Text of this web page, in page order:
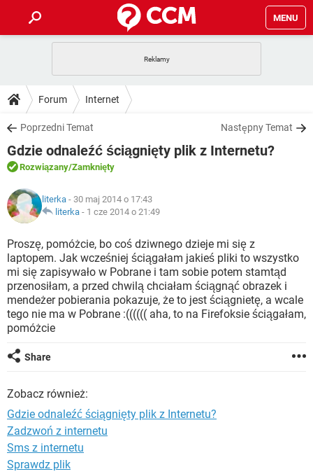
MENU
GRY
SPOTIFY
INSTAGRAM FACEBOOK
WINDOWS 10
PORADY
PlayStation
SPOTIFY
INSTAGRAM
WINDOWS 10
DO POBRANIA
ANDROID TIKTOK
GRY
IOS
INSTAGRAM
WINDOWS 10
FORUM
COVID-19
GRY
INSTAGRAM FACEBOOK
WINDOWS 10
ARTYKUŁY
COVID-19
GRY WHATSAPP
SPOTIFY NETFLIX
INSTAGRAM FACEBOOK
WINDOWS 10
Forum Internet
Poprzedni Temat Następny Temat
Gdzie odnaleźć ściągnięty plik z Internetu?
Rozwiązany/Zamknięty
literka - 30 maj 2014 o 17:43
literka - 1 cze 2014 o 21:49
Proszę, pomóżcie, bo coś dziwnego dzieje mi się z
laptopem. Jak wcześniej ściągałam jakieś pliki to wszystko
mi się zapisywało w Pobrane i tam sobie potem stamtąd
przenosiłam, a przed chwilą chciałam ściągnąć obrazek i
mendeżer pobierania pokazuje, że to jest ściągnietę, a wcale
tego nie ma w Pobrane :(((((( aha, to na Firefoksie ściągałam,
pomóżcie
Share
Zobacz również:
Gdzie odnaleźć ściągnięty plik z Internetu?
Zadzwoń z internetu
Sms z internetu
Sprawdz plik